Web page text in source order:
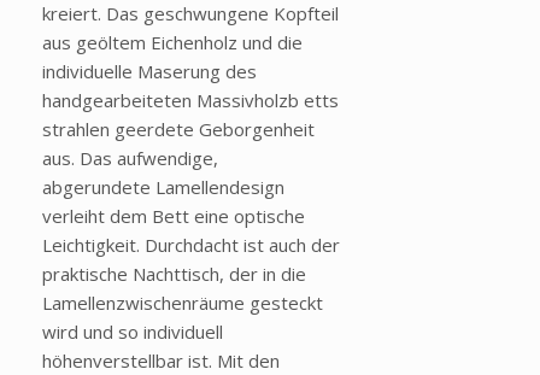
kreiert. Das geschwungene Kopfteil
aus geöltem Eichenholz und die
individuelle Maserung des
handgearbeiteten Massivholzb etts
strahlen geerdete Geborgenheit
aus. Das aufwendige,
abgerundete Lamellendesign
verleiht dem Bett eine optische
Leichtigkeit. Durchdacht ist auch der
praktische Nachttisch, der in die
Lamellenzwischenräume gesteckt
wird und so individuell
höhenverstellbar ist. Mit den